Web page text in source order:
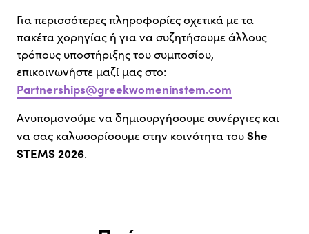
Για περισσότερες πληροφορίες σχετικά με τα
πακέτα χορηγίας ή για να συζητήσουμε άλλους
τρόπους υποστήριξης του συμποσίου,
επικοινωνήστε μαζί μας στο:
Partnerships@greekwomeninstem.com
Ανυπομονούμε να δημιουργήσουμε συνέργιες και
να σας καλωσορίσουμε στην κοινότητα τουShe
STEMS 2026.